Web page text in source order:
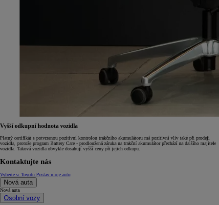
Vyšší odkupní hodnota vozidla
Platný certifikát s potvrzenou pozitivní kontrolou trakčního akumulátoru má pozitivní vliv také při prodeji
vozidla, protože program Battery Care - prodloužená záruka na trakční akumulátor přechází na dalšího majitele
vozidla. Taková vozidla obvykle dosahují vyšší ceny při jejich odkupu.
Kontaktujte nás
Vyberte si Toyotu Postav moje auto
Nová auta
Nová auta
Osobní vozy